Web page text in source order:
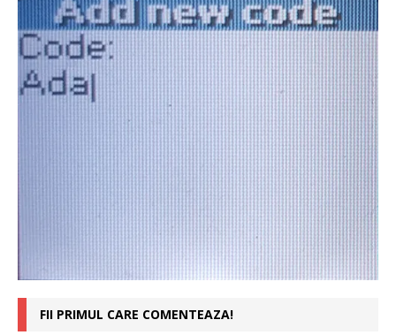
FII PRIMUL CARE COMENTEAZA!